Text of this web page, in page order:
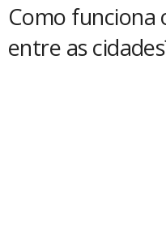
Como funciona
entre as